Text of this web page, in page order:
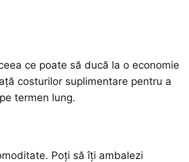
ce poate să ducă la o economie
costurilor suplimentare pentru a
termen lung.
Poți să îți ambalezi